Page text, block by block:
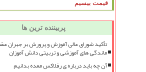
قیمت بیسیم
پربیننده ترین ها
تأکید شورای عالی آموزش و پرورش بر جبران
ماندگی های آموزشی و تربیتی دانش آموزان
آن چه باید درباره ی رفلاکس معده بدانیم